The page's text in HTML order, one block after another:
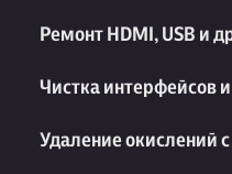
Ремонт HDMI, USB и
Чистка интерфейсов
Удаление окислений